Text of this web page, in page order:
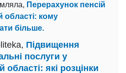
Перерахунок пенсій
області: кому
більше.
Підвищення
послуги у
області: які розцінки